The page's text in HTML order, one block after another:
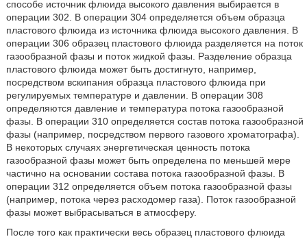
способе источник флюида высокого давления выбирается в
операции 302. В операции 304 определяется объем образца
пластового флюида из источника флюида высокого давления. В
операции 306 образец пластового флюида разделяется на поток
газообразной фазы и поток жидкой фазы. Разделение образца
пластового флюида может быть достигнуто, например,
посредством вскипания образца пластового флюида при
регулируемых температуре и давлении. В операции 308
определяются давление и температура потока газообразной
фазы. В операции 310 определяется состав потока газообразной
фазы (например, посредством первого газового хроматографа).
В некоторых случаях энергетическая ценность потока
газообразной фазы может быть определена по меньшей мере
частично на основании состава потока газообразной фазы. В
операции 312 определяется объем потока газообразной фазы
(например, потока через расходомер газа). Поток газообразной
фазы может выбрасываться в атмосферу.
После того как практически весь образец пластового флюида